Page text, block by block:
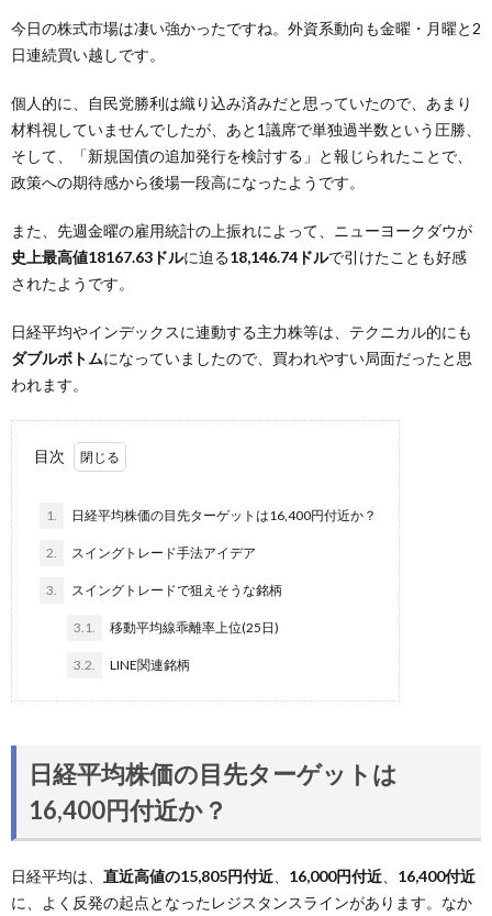
今日の株式市場は凄い強かったですね。外資系動向も金曜・月曜と2
日連続買い越しです。
個人的に、自民党勝利は織り込み済みだと思っていたので、あまり
材料視していませんでしたが、あと1議席で単独過半数という圧勝、
そして、「新規国債の追加発行を検討する」と報じられたことで、
政策への期待感から後場一段高になったようです。
また、先週金曜の雇用統計の上振れによって、ニューヨークダウが
史上最高値18167.63ドルに迫る18,146.74ドルで引けたことも好感
されたようです。
日経平均やインデックスに連動する主力株等は、テクニカル的にも
ダブルボトムになっていましたので、買われやすい局面だったと思
われます。
目次
1. 日経平均株価の目先ターゲットは16,400円付近か？
2. スイングトレード手法アイデア
3. スイングトレードで狙えそうな銘柄
3.1. 移動平均線乖離率上位(25日)
3.2. LINE関連銘柄
日経平均株価の目先ターゲットは
16,400円付近か？
日経平均は、 直近高値の15,805円付近 16,000円付近
16,400付近
に、よく反発の起点となったレジスタンスラインがあります。なか